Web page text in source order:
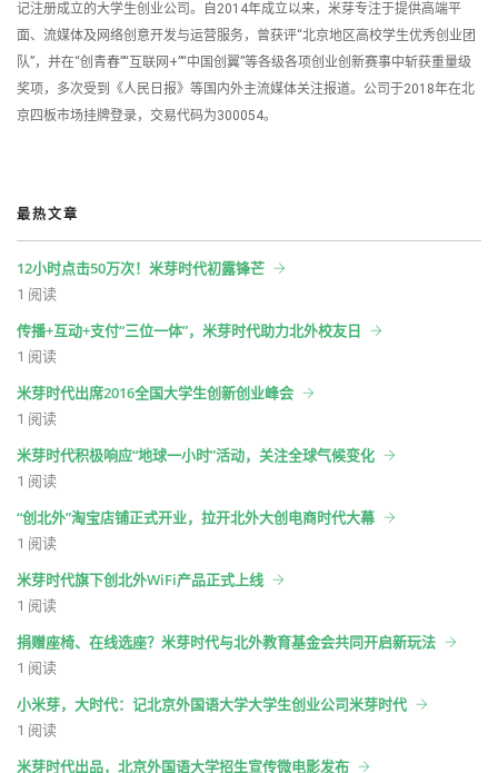
记注册成立的大学生创业公司。自2014年成立以来，米芽专注于提供高端平
面、流媒体及网络创意开发与运营服务，曾获评“北京地区高校学生优秀创业团
队”，并在“创青春”“互联网+”“中国创翼”等各级各项创业创新赛事中斩获重量级
奖项，多次受到《人民日报》等国内外主流媒体关注报道。公司于2018年在北
京四板市场挂牌登录，交易代码为300054。
最热文章
12小时点击50万次！米芽时代初露锋芒
1 阅读
传播+互动+支付“三位一体”，米芽时代助力北外校友日
1 阅读
米芽时代出席2016全国大学生创新创业峰会
1 阅读
米芽时代积极响应“地球一小时”活动，关注全球气候变化
1 阅读
“创北外”淘宝店铺正式开业，拉开北外大创电商时代大幕
1 阅读
米芽时代旗下创北外WiFi产品正式上线
1 阅读
捐赠座椅、在线选座？米芽时代与北外教育基金会共同开启新玩法
1 阅读
小米芽，大时代：记北京外国语大学大学生创业公司米芽时代
1 阅读
米芽时代出品，北京外国语大学招生宣传微电影发布